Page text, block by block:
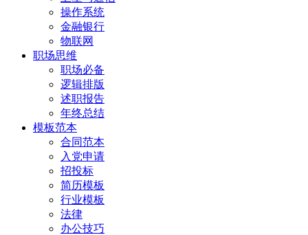
操作系统
金融银行
物联网
职场思维
职场必备
逻辑排版
述职报告
年终总结
模板范本
合同范本
入党申请
招投标
简历模板
行业模板
法律
办公技巧